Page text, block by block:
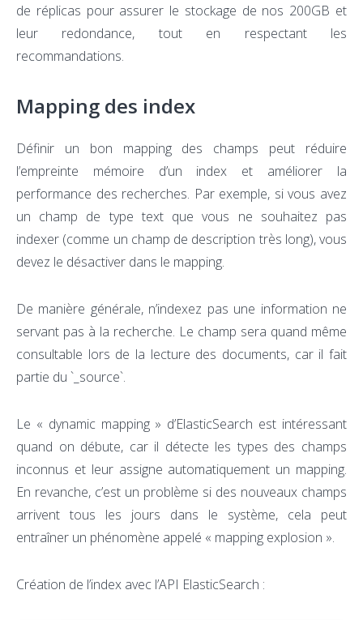
de réplicas pour assurer le stockage de nos 200GB et
leur redondance, tout en respectant les
recommandations.
Mapping des index
Définir un bon mapping des champs peut réduire
l’empreinte mémoire d’un index et améliorer la
performance des recherches. Par exemple, si vous avez
un champ de type text que vous ne souhaitez pas
indexer (comme un champ de description très long), vous
devez le désactiver dans le mapping.
De manière générale, n’indexez pas une information ne
servant pas à la recherche. Le champ sera quand même
consultable lors de la lecture des documents, car il fait
partie du `_source`.
Le « dynamic mapping » d’ElasticSearch est intéressant
quand on débute, car il détecte les types des champs
inconnus et leur assigne automatiquement un mapping.
En revanche, c’est un problème si des nouveaux champs
arrivent tous les jours dans le système, cela peut
entraîner un phénomène appelé « mapping explosion ».
Création de l’index avec l’API ElasticSearch :